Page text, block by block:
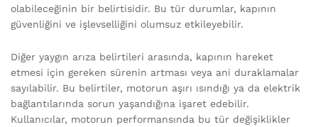
olabileceğinin bir belirtisidir. Bu tür durumlar, kapının
güvenliğini ve işlevselliğini olumsuz etkileyebilir.
Diğer yaygın arıza belirtileri arasında, kapının hareket
etmesi için gereken sürenin artması veya ani duraklamalar
sayılabilir. Bu belirtiler, motorun aşırı ısındığı ya da elektrik
bağlantılarında sorun yaşandığına işaret edebilir.
Kullanıcılar, motorun performansında bu tür değişiklikler